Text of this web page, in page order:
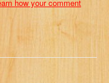
how your comment